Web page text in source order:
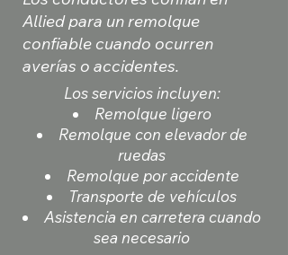
Allied para un remolque
confiable cuando ocurren
averías o accidentes.
Los servicios incluyen:
Remolque ligero
Remolque con elevador de
ruedas
Remolque por accidente
Transporte de vehículos
Asistencia en carretera cuando
sea necesario